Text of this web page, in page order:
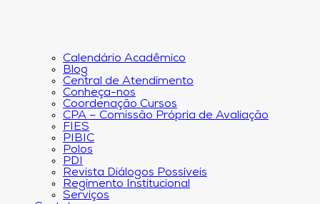
Calendário Acadêmico
Blog
Central de Atendimento
Conheça-nos
Coordenação Cursos
CPA – Comissão Própria de Avaliação
FIES
PIBIC
Polos
PDI
Revista Diálogos Possíveis
Regimento Institucional
Serviços